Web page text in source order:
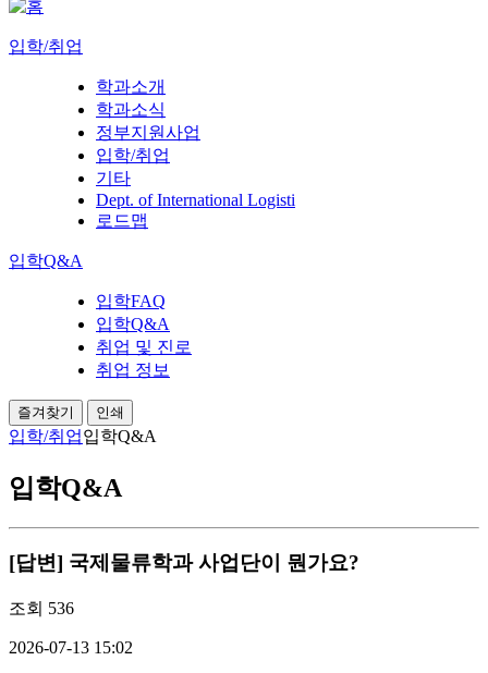
입학/취업
학과소개
학과소식
정부지원사업
입학/취업
기타
Dept. of International Logisti
로드맵
입학Q&A
입학FAQ
입학Q&A
취업 및 진로
취업 정보
즐겨찾기 인쇄
입학/취업입학Q&A
입학Q&A
[답변] 국제물류학과 사업단이 뭔가요?
조회 536
2026-07-13 15:02